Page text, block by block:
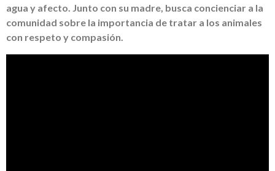
agua y afecto. Junto con su madre, busca concienciar a la
comunidad sobre la importancia de tratar a los animales
con respeto y compasión.